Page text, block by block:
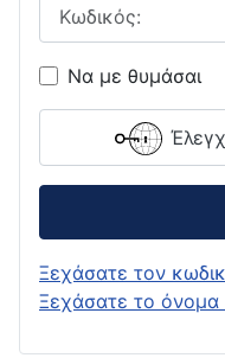
Να με θυμάσαι
Ξεχάσατε τον
Ξεχάσατε το όνομα